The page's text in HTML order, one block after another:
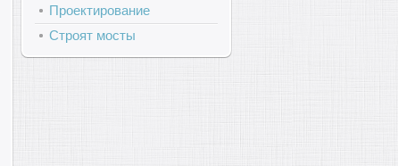
Проектирование
Строят мосты